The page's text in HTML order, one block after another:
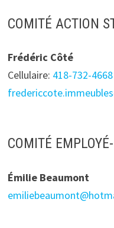
COMITÉ ACTION
Frédéric Côté
Cellulaire: 418-732-4668
COMITÉ
Émilie Beaumont